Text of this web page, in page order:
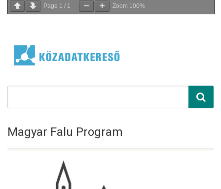
Page 1 / 1 Zoom 100%
Magyar Falu Program